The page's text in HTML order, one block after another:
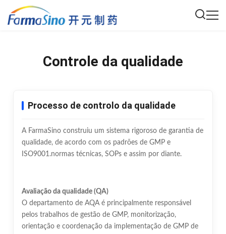
Controle da qualidade
Processo de controlo da qualidade
A FarmaSino construiu um sistema rigoroso de garantia de
qualidade, de acordo com os padrões de GMP e
ISO9001.normas técnicas, SOPs e assim por diante.
Avaliação da qualidade (QA)
O departamento de AQA é principalmente responsável
pelos trabalhos de gestão de GMP, monitorização,
orientação e coordenação da implementação de GMP de